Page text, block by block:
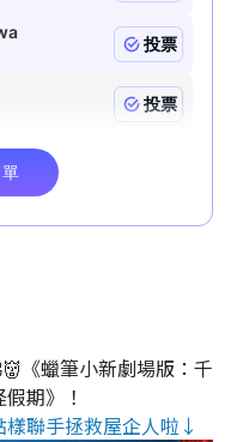
《蠟筆小新劇場版：千
期》！
聯手拯救屋企人啦↓